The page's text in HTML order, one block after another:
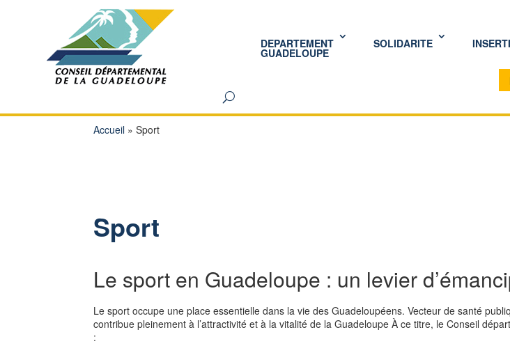
DEPARTEMENT
GUADELOUPE
SOLIDARITE
Accueil »Sport
Sport
Le sport en Guadeloupe : un levier
Le sport occupe une place essentielle dans la vie des Guadeloupéens. Vecteur de santé
contribue pleinement à l’attractivité et à la vitalité de la Guadeloupe À ce titre, le Conseil
: